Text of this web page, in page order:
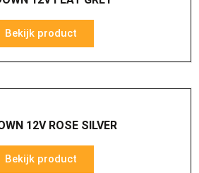
Bekijk product
12V ROSE SILVER
Bekijk product